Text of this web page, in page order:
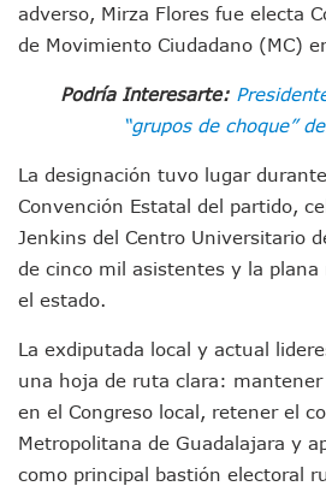
Entregan Aparato
Juan Carlos Castro
Viajar A Puerto Vallarta
Buscan Reducir Riesgos
Vecinos De La Playita
Asesinan En Oaxaca Al
Yussara Canales Pide
Adultos Mayores De
CUCosta E IMSS Nayarit
Videos De Presunto
Playa Las Cocinas:
Dr. Álvarez Zayas Dirige
adverso, Mirza Flores fue electa
de Movimiento Ciudadano (MC)
Podría Interesarte:
“grupos de choque”
La designación tuvo lugar
Convención Estatal del partido,
Jenkins del Centro Universitario
de cinco mil asistentes y la
el estado.
La exdiputada local y actual
una hoja de ruta clara: mantener
en el Congreso local, retener el
Metropolitana de Guadalajara y
como principal bastión electoral